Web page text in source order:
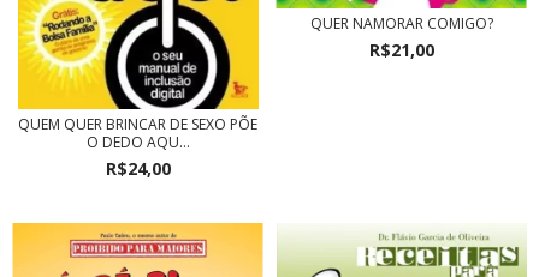
QUEM QUER BRINCAR DE SEXO PÕE
O DEDO AQU...
R$24,00
QUER NAMORAR COMIGO?
R$21,00